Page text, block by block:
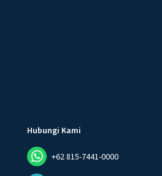
Hubungi Kami
+62 815-7441-0000